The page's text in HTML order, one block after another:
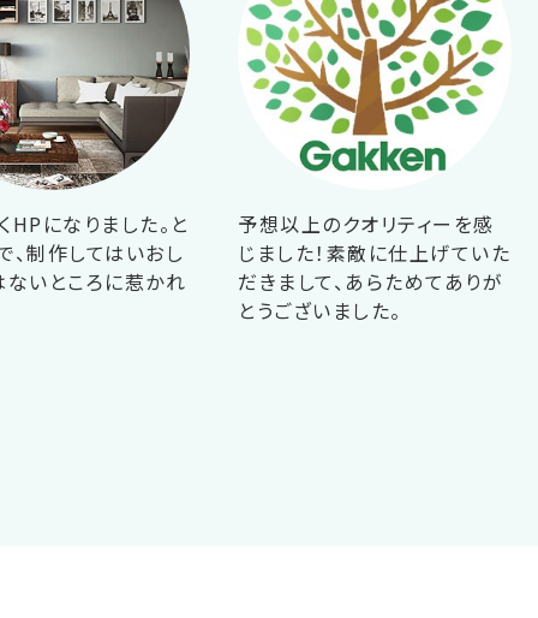
HPになりました。と
、制作してはいおし
ないところに惹かれ
予想以上のクオリティーを感
じました！素敵に仕上げていた
だきまして、あらためてありが
とうございました。